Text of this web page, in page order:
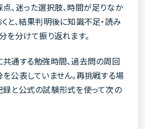
、迷った選択肢、時間が足りなか
と、結果判明後に知識不足・読み
を分けて振り返れます。
通する勉強時間、過去問の周回
公表していません。再挑戦する場
録と公式の試験形式を使って次の